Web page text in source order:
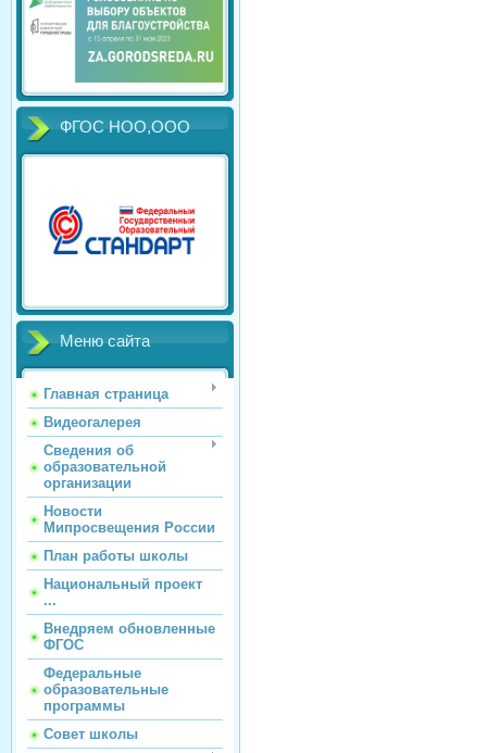
ФГОС НОО,ООО
Меню сайта
Главная страница
Видеогалерея
Сведения об
образовательной
организации
Новости
Мипросвещения России
План работы школы
Национальный проект
...
Внедряем обновленные
ФГОС
Федеральные
образовательные
программы
Совет школы